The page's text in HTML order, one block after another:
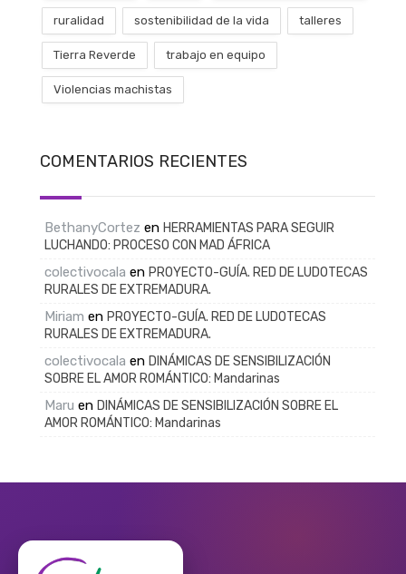
ruralidad sostenibilidad de la vida talleres
Tierra Reverde trabajo en equipo
Violencias machistas
COMENTARIOS RECIENTES
BethanyCortez enHERRAMIENTAS PARA SEGUIR
LUCHANDO: PROCESO CON MAD ÁFRICA
colectivocala enPROYECTO-GUÍA. RED DE LUDOTECAS
RURALES DE EXTREMADURA.
Miriam enPROYECTO-GUÍA. RED DE LUDOTECAS
RURALES DE EXTREMADURA.
colectivocala enDINÁMICAS DE SENSIBILIZACIÓN
SOBRE EL AMOR ROMÁNTICO: Mandarinas
Maru enDINÁMICAS DE SENSIBILIZACIÓN SOBRE EL
AMOR ROMÁNTICO: Mandarinas